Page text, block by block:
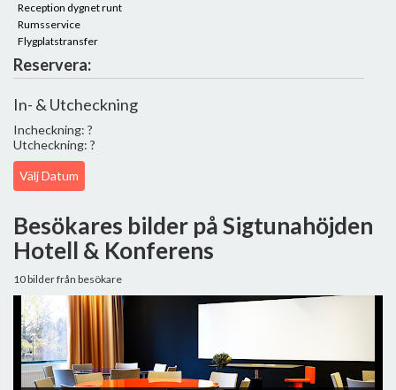
Reception dygnet runt
Rumsservice
Flygplatstransfer
Reservera:
In- & Utcheckning
Incheckning: ?
Utcheckning: ?
Välj Datum
Besökares bilder på Sigtunahöjden
Hotell & Konferens
10 bilder från besökare